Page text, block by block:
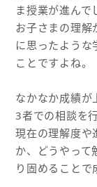
ま授業が進んで
お子さまの理解
に思ったような
ことですよね。
なかなか成績が
3者での相談を
現在の理解度や
か、どうやって
り固めることで